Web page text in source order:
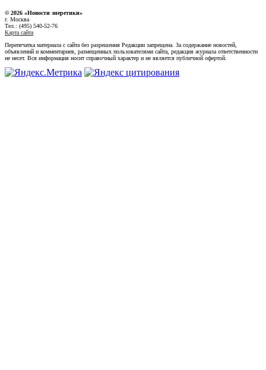
© 2026 «Новости энеретики»
г. Москва
Тел.: (495) 540-52-76
Карта сайта
Перепечатка материала с сайта без разрешения Редакции запрещена. За содержание новостей,
объявлений и комментариев, размещенных пользователями сайта, редакция журнала ответственности
не несет. Вся информация носит справочный характер и не является публичной офертой.